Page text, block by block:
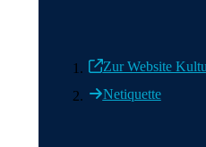
Zur Website
Netiquette